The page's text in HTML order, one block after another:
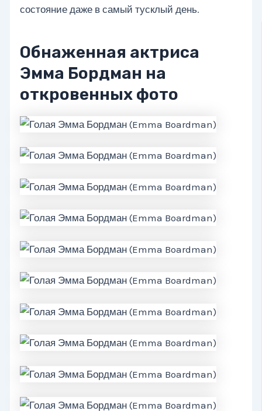
состояние даже в самый тусклый день.
Обнаженная актриса
Эмма Бордман на
откровенных фото